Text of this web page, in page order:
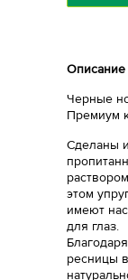
Описание
Черные
Премиум
Сделаны
этом
имеют
для глаз.
ресницы